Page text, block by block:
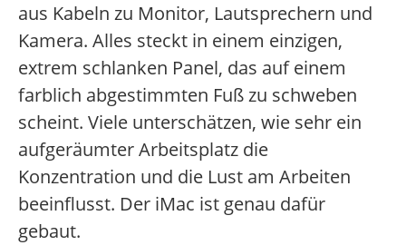
aus Kabeln zu Monitor, Lautsprechern und
Kamera. Alles steckt in einem einzigen,
extrem schlanken Panel, das auf einem
farblich abgestimmten Fuß zu schweben
scheint. Viele unterschätzen, wie sehr ein
aufgeräumter Arbeitsplatz die
Konzentration und die Lust am Arbeiten
beeinflusst. Der iMac ist genau dafür
gebaut.